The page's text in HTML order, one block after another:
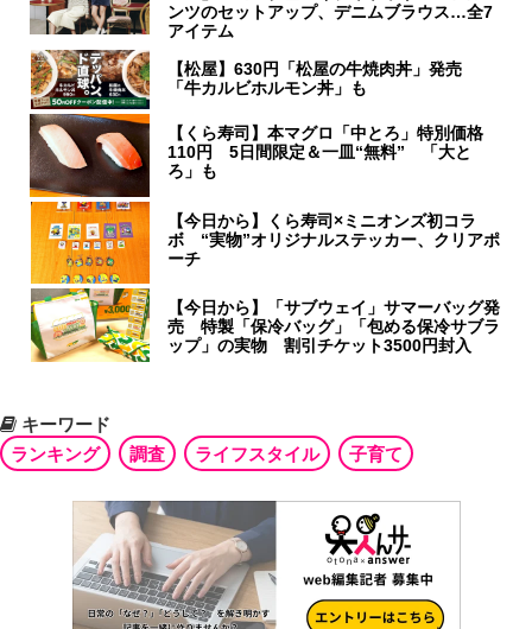
ンツのセットアップ、デニムブラウス…全7
アイテム
【松屋】630円「松屋の牛焼肉丼」発売
「牛カルビホルモン丼」も
【くら寿司】本マグロ「中とろ」特別価格
110円 5日間限定＆一皿“無料” 「大と
ろ」も
【今日から】くら寿司×ミニオンズ初コラ
ボ “実物”オリジナルステッカー、クリアポ
ーチ
【今日から】「サブウェイ」サマーバッグ発
売 特製「保冷バッグ」「包める保冷サブラ
ップ」の実物 割引チケット3500円封入
キーワード
ランキング
調査 ライフスタイル 子育て